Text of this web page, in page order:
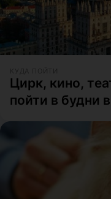
Цирк, кино,
пойти в будни